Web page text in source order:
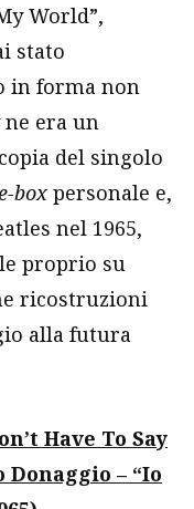
World”,
stato
in forma non
era un
del singolo
box personale e,
nel 1965,
proprio su
ricostruzioni
alla futura
Have To Say
Donaggio – “Io